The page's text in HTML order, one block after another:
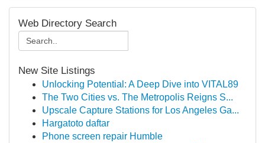
Web Directory Search
New Site Listings
Unlocking Potential: A Deep Dive into VITAL89
The Two Cities vs. The Metropolis Reigns S...
Upscale Capture Stations for Los Angeles Ga...
Hargatoto daftar
Phone screen repair Humble